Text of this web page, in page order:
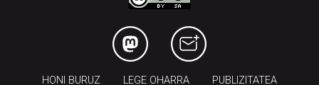
HONI BURUZ LEGE OHARRA PUBLIZITATEA